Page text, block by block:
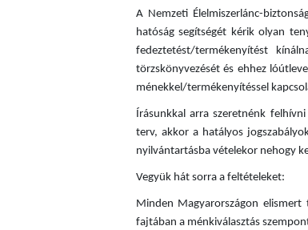
A Nemzeti Élelmiszerlánc-
hatóság segítségét kérik olyan
fedeztetést/termékenyítést
törzskönyvezését és ehhez
ménekkel/termékenyítéssel
Írásunkkal arra szeretnénk
terv, akkor a hatályos
nyilvántartásba vételekor nehogy
Vegyük hát sorra a feltételeket:
Minden Magyarországon
fajtában a ménkiválasztás